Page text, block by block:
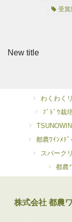
受賞
New title
わくわく
ﾌﾞﾄﾞｳ栽
都農ﾜｲﾝﾒﾃﾞ
スパーク
都農
株式会社 都農